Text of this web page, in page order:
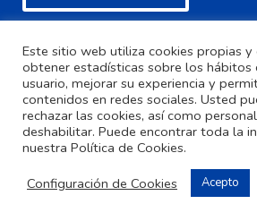
FORMULARIO SEPA PARA
Contacta con Nosotros
Contacto
Este sitio web utiliza cookies propias y
obtener estadísticas sobre los hábitos
usuario, mejorar su experiencia y
contenidos en redes sociales. Usted
rechazar las cookies, así como
deshabilitar. Puede encontrar toda la
nuestra Política de Cookies.
Configuración de Cookies
Acepto